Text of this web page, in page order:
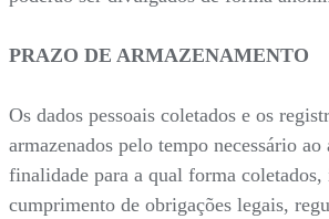
PRAZO DE ARMAZENAMENTO
Os dados pessoais coletados e os
armazenados pelo tempo necessário
finalidade para a qual forma
cumprimento de obrigações legais,